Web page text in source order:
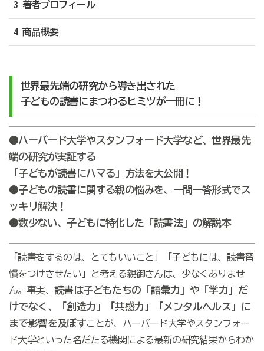
3 著者プロフィール
4 商品概要
世界最先端の研究から導き出された
子どもの読書にまつわるヒミツが一冊に！
●ハーバード大学やスタンフォード大学など、世界最先
端の研究が実証する
「子どもが読書にハマる」方法を大公開！
●子どもの読書に関する親の悩みを、一問一答形式でス
ッキリ解決！
●数少ない、子どもに特化した「読書法」の解説本
「読書をするのは、とてもいいこと」「子どもには、読書習
慣をつけさせたい」と考える親御さんは、少なくありませ
ん。事実、 読書は子どもたちの「語彙力」や「学力」だ
けでなく、「創造力」「共感力」「メンタルヘルス」に
まで影響を及ぼすことが、ハーバード大学やスタンフォー
ド大学といった名だたる機関による最新の研究結果からわか